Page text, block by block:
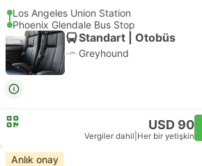
Los Angeles Union Station
Phoenix Glendale Bus Stop
Standart | Otobüs
Greyhound
USD 90
Vergiler dahil Her bir yetişkin
Anlık onay